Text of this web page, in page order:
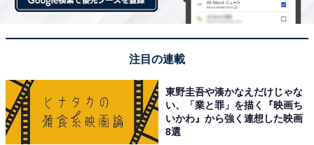
嫌がらせのコメントは、スルーするに限ります。応戦す
れば相手もカチンとくるので、さらにヒートアップして
ザーも見ることができるので、そのバトルが丸見えにな
ってしまうことも理由の1つ。
コメントでケンカのようになると、出品者に対してもあ
注目の連載
東野圭吾や湊かなえだけじゃな
い、「業と罪」を描く『映画ち
いかわ』から強く連想した映画
8選